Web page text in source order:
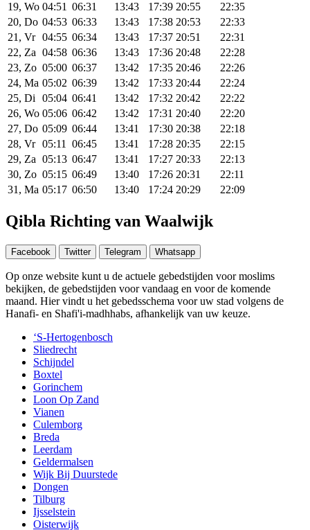
19, Wo 04:51 06:31 13:43 17:39 20:55
22:35
20, Do 04:53 06:33 13:43 17:38 20:53
22:33
21, Vr 04:55 06:34 13:43 17:37 20:51
22:31
22, Za 04:58 06:36 13:43 17:36 20:48
22:28
23, Zo 05:00 06:37 13:42 17:35 20:46
22:26
24, Ma 05:02 06:39 13:42 17:33 20:44
22:24
25, Di 05:04 06:41 13:42 17:32 20:42
22:22
26, Wo 05:06 06:42 13:42 17:31 20:40
22:20
27, Do 05:09 06:44 13:41 17:30 20:38
22:18
28, Vr 05:11 06:45 13:41 17:28 20:35
22:15
29, Za 05:13 06:47 13:41 17:27 20:33
22:13
30, Zo 05:15 06:49 13:40 17:26 20:31
22:11
31, Ma 05:17 06:50 13:40 17:24 20:29 22:09
Qibla Richting van Waalwijk
Facebook Twitter Telegram Whatsapp
Op onze website kunt u de actuele gebedstijden voor moslims
bekijken, de gebedstijden voor vandaag en voor de komende
maand. Hier vindt u het gebedsschema voor uw stad volgens de
Hanafi- en Shafi'i-madhhabs, afhankelijk van uw keuze.
‘S-Hertogenbosch
Sliedrecht
Schijndel
Boxtel
Gorinchem
Loon Op Zand
Vianen
Culemborg
Breda
Leerdam
Geldermalsen
Wijk Bij Duurstede
Dongen
Tilburg
Ijsselstein
Oisterwijk